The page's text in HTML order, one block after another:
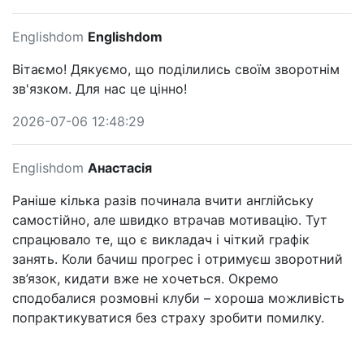
Englishdom Englishdom
Вітаємо! Дякуємо, що поділились своїм зворотнім
зв'язком. Для нас це цінно!
2026-07-06 12:48:29
Englishdom Анастасія
Раніше кілька разів починала вчити англійську
самостійно, але швидко втрачав мотивацію. Тут
спрацювало те, що є викладач і чіткий графік
занять. Коли бачиш прогрес і отримуєш зворотний
зв’язок, кидати вже не хочеться. Окремо
сподобалися розмовні клуби – хороша можливість
попрактикуватися без страху зробити помилку.